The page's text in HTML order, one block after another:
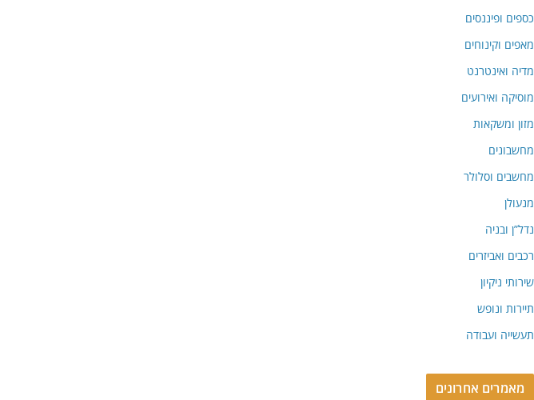
כספים ופיננסים
מאפים וקינוחים
מדיה ואינטרנט
מוסיקה ואירועים
מזון ומשקאות
מחשבונים
מחשבים וסלולר
מנעולן
נדל”ן ובניה
רכבים ואביזרים
שירותי ניקיון
תיירות ונופש
תעשייה ועבודה
מאמרים אחרונים